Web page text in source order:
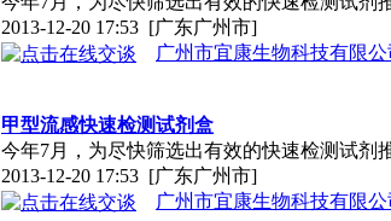
2013-12-20 17:53 [广东广州市]
广州市宜康生物科技有限公
甲型流感快速检测试剂盒
今年7月，为尽快筛选出有效的快速检测试剂
2013-12-20 17:53 [广东广州市]
广州市宜康生物科技有限公